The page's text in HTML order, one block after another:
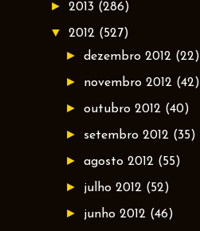
► 2013 (286)
▼ 2012 (527)
►dezembro 2012 (22)
► novembro 2012 (42)
►outubro 2012 (40)
► setembro 2012 (35)
►agosto 2012 (55)
► julho 2012 (52)
► junho 2012 (46)